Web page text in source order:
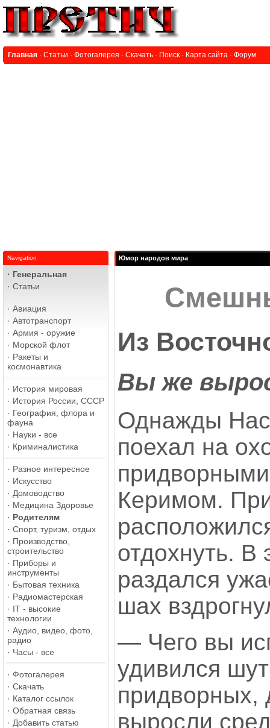
Главная · Статьи · Фотогалерея · Скачать · Поиск · Карта сайта · Форум
Navigation
· Генеральная
· Статьи
· Авиация
· Автотранспорт
· Армия - оружие
· Морской флот
· Ракеты и
космонавтика
· История мировая
· История России, СССР
· География, флора и
фауна
· Науки - все
· Криминалистика
· Разное интересное
· Искусство
· Домоводство
· Медицина Здоровье
· Родителям
· Спорт, туризм, отдых
· Производство,
строительство
· Приборы и
инструменты
· Бытовая техника
· Радиомастерская
· IT - высокие
технологии
· Аудио, видео, фото,
радио
· Часы - все
· Фотогалерея
· Скачать
· Каталог ссылок
· Обратная связь
· Добавить статью
Юмор народов мира
Из
Вы же
Однажды
поехал на
Керимом.
отдохнуть. В
раздался
шах
— Чего вы
удивился
выросли